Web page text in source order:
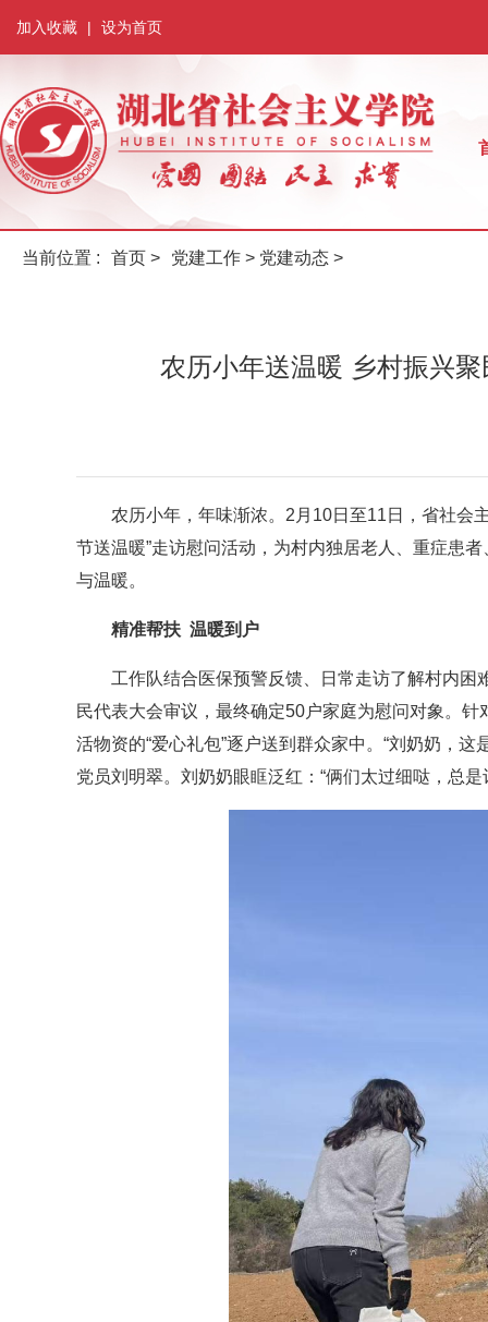
加入收藏 | 设为首页
当前位置 : 首页 > 党建工作 > 党建动态 >
农历小年送温暖 乡村振兴
农历小年，年味渐浓。2月10日至11日，省社会
节送温暖”走访慰问活动，为村内独居老人、重症患
与温暖。
精准帮扶 温暖到户
工作队结合医保预警反馈、日常走访了解村内困
民代表大会审议，最终确定50户家庭为慰问对象。
活物资的“爱心礼包”逐户送到群众家中。“刘奶奶，
党员刘明翠。刘奶奶眼眶泛红：“俩们太过细哒，总